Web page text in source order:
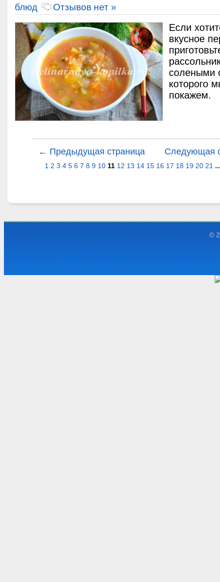
блюд
Отзывов нет »
Если
вкусное
солеными
которого
покажем.
← Предыдущая страница Следующая
1 2 3 4 5 6 7 8 9 10 11 12 13 14 15 16 17 18 19 20 21
©